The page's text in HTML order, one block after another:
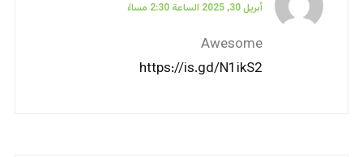
أبريل 30, 2025 الساعة 2:30 مساءً
Awesome
https://is.gd/N1ikS2